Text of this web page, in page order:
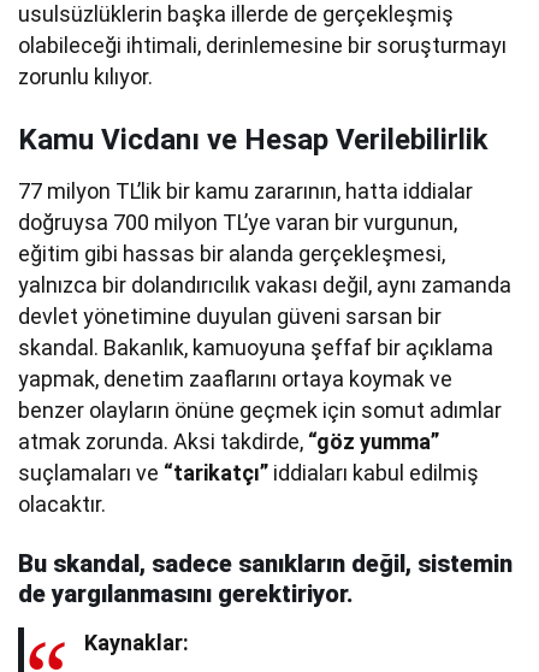
usulsüzlüklerin başka illerde de gerçekleşmiş
olabileceği ihtimali, derinlemesine bir soruşturmayı
zorunlu kılıyor.
Kamu Vicdanı ve Hesap Verilebilirlik
77 milyon TL’lik bir kamu zararının, hatta iddialar
doğruysa 700 milyon TL’ye varan bir vurgunun,
eğitim gibi hassas bir alanda gerçekleşmesi,
yalnızca bir dolandırıcılık vakası değil, aynı zamanda
devlet yönetimine duyulan güveni sarsan bir
skandal. Bakanlık, kamuoyuna şeffaf bir açıklama
yapmak, denetim zaaflarını ortaya koymak ve
benzer olayların önüne geçmek için somut adımlar
atmak zorunda. Aksi takdirde, “göz yumma”
suçlamaları ve “tarikatçı” iddiaları kabul edilmiş
olacaktır.
Bu skandal, sadece sanıkların değil, sistemin
de yargılanmasını gerektiriyor.
Kaynaklar: